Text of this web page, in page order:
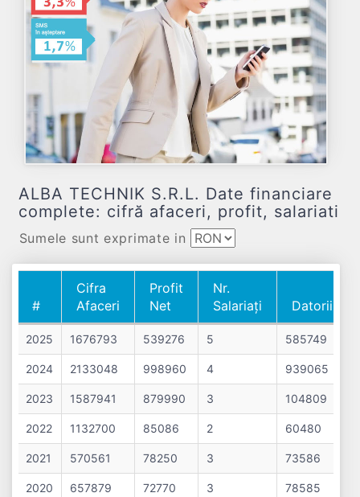
ALBA TECHNIK S.R.L. Date financiare
complete: cifră afaceri, profit, salariati
Sumele sunt exprimate in
#
Cifra
Afaceri
Profit
Net
Nr.
Salariați
Datorii
#
Cifra
Afaceri
Profit
Net
Salariați
Datorii
2025 1676793 539276 5 585749
2024 2133048 998960 4 939065
2023 1587941 879990 3 104809
2022 1132700 85086 2 60480
2021 570561 78250 3 73586
2020 657879 72770 3 78585